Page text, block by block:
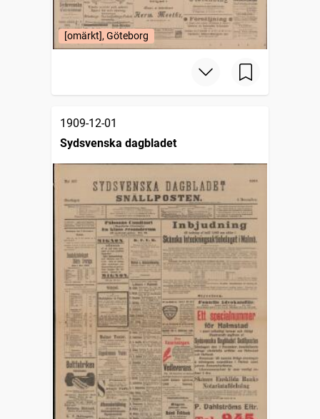
[omärkt], Göteborg
1909-12-01
Sydsvenska dagbladet